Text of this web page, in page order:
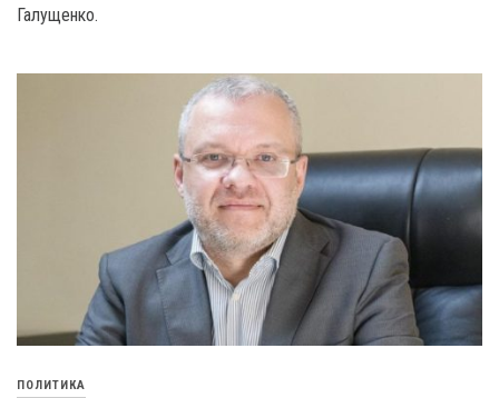
Галущенко.
ПОЛИТИКА